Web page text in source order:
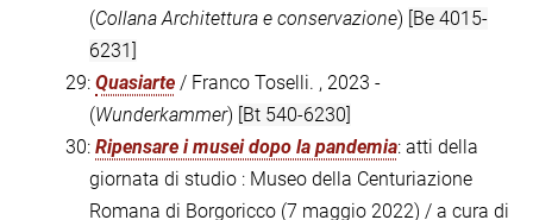
(Collana Architettura e conservazione) [Be 4015-
6231]
29: Quasiarte / Franco Toselli. , 2023 -
(Wunderkammer) [Bt 540-6230]
30: Ripensare i musei dopo la pandemia: atti della
giornata di studio : Museo della Centuriazione
Romana di Borgoricco (7 maggio 2022) / a cura di